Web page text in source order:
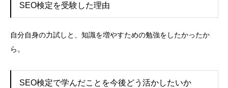
SEO検定を受験した理由
自分自身の力試しと、知識を増やすための勉強をしたかったか
ら。
SEO検定で学んだことを今後どう活かしたいか